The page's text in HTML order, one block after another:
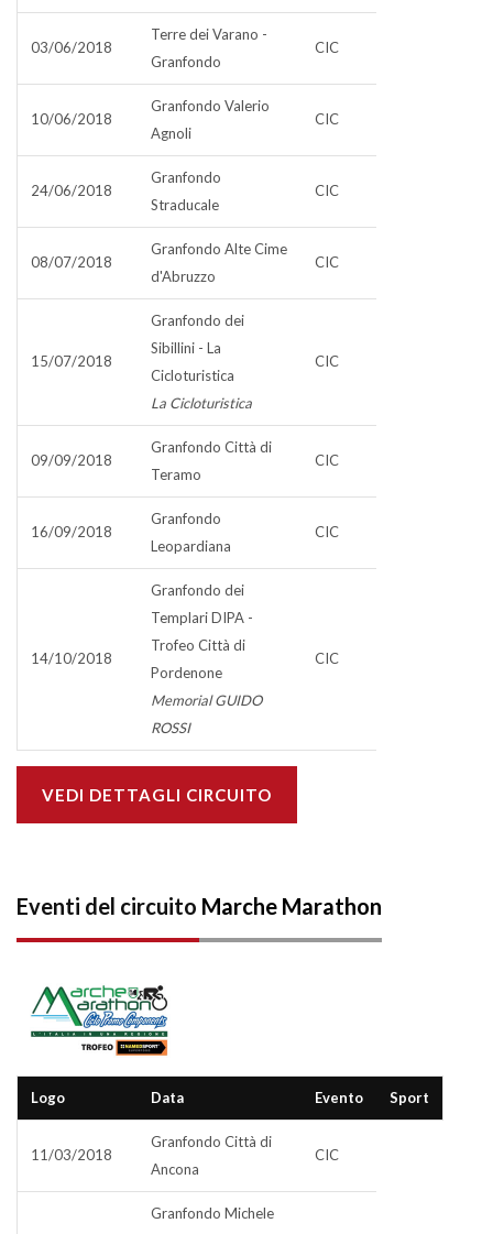
03/06/2018
Terre dei Varano -
Granfondo
CIC
10/06/2018
Granfondo Valerio
Agnoli
CIC
24/06/2018
Granfondo
Straducale
CIC
08/07/2018
Granfondo Alte Cime
d'Abruzzo
CIC
15/07/2018
Granfondo dei
Sibillini - La
Cicloturistica
La Cicloturistica
CIC
09/09/2018
Granfondo Città di
Teramo
CIC
16/09/2018
Granfondo
Leopardiana
CIC
14/10/2018
Granfondo dei
Templari DIPA -
Trofeo Città di
Pordenone
Memorial GUIDO
ROSSI
CIC
VEDI DETTAGLI CIRCUITO
Eventi del circuito Marche Marathon
Logo Data Evento Sport
11/03/2018
Granfondo Città di
Ancona
CIC
Granfondo Michele